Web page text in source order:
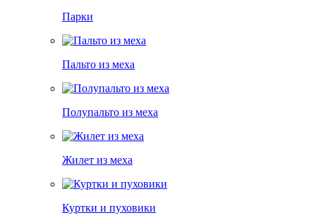
Парки
Пальто из меха
Полупальто из меха
Жилет из меха
Куртки и пуховики